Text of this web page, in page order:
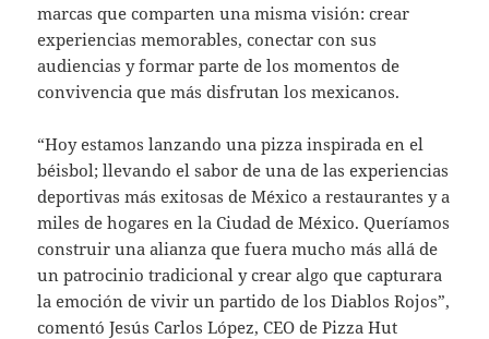
marcas que comparten una misma visión: crear
experiencias memorables, conectar con sus
audiencias y formar parte de los momentos de
convivencia que más disfrutan los mexicanos.
“Hoy estamos lanzando una pizza inspirada en el
béisbol; llevando el sabor de una de las experiencias
deportivas más exitosas de México a restaurantes y a
miles de hogares en la Ciudad de México. Queríamos
construir una alianza que fuera mucho más allá de
un patrocinio tradicional y crear algo que capturara
la emoción de vivir un partido de los Diablos Rojos”,
comentó Jesús Carlos López, CEO de Pizza Hut